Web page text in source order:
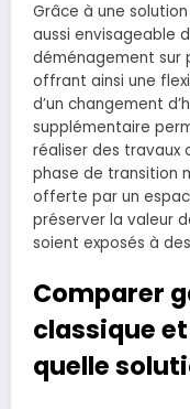
Grâce à une
aussi envisageable
déménagement sur
offrant ainsi une
d’un changement
supplémentaire
réaliser des travaux
phase de transition
offerte par un
préserver la valeur
soient exposés à
Comparer
classique
quelle